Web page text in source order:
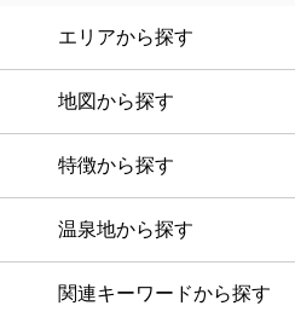
エリアから探す
地図から探す
特徴から探す
温泉地から探す
関連キーワードから探す